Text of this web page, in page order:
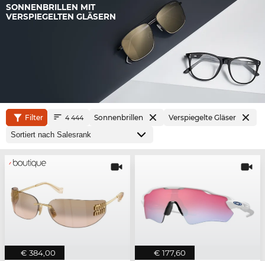
SONNENBRILLEN MIT
VERSPIEGELTEN GLÄSERN
Filter 4 444 Sonnenbrillen Verspiegelte Gläser
€ 384,00 € 177,60